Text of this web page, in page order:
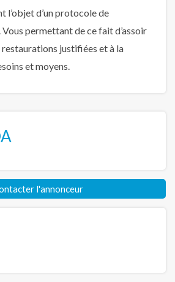
l’objet d’un protocole de
permettant de ce fait d’assoir
justifiées et à la
et moyens.
l'annonceur